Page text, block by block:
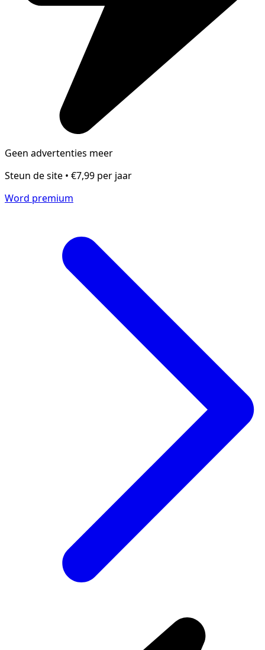
Geen advertenties meer
Steun de site • €7,99 per jaar
Word premium